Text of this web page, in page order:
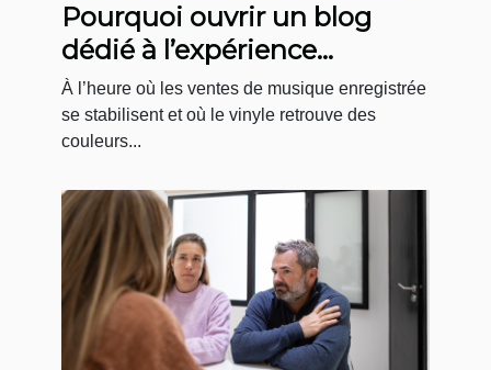
Pourquoi ouvrir un blog
dédié à l’expérience
boutique en musique
change la donne
À l’heure où les ventes de musique enregistrée
se stabilisent et où le vinyle retrouve des
couleurs...